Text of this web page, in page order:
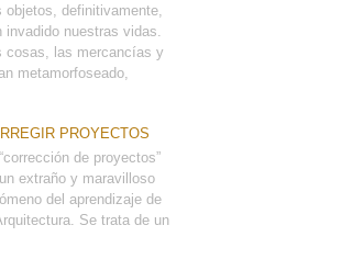
objetos, definitivamente,
invadido nuestras vidas.
cosas, las mercancías y
metamorfoseado,
PROYECTOS
de proyectos”
extraño y maravilloso
del aprendizaje de
Se trata de un